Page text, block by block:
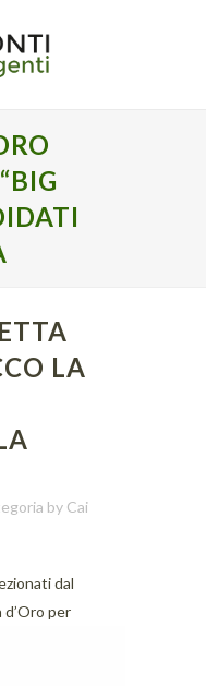
LA
by Cai
dal
d’Oro per